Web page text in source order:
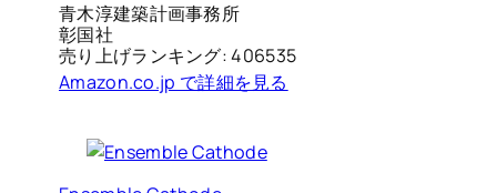
青木淳建築計画事務所
彰国社
売り上げランキング: 406535
Amazon.co.jp で詳細を見る